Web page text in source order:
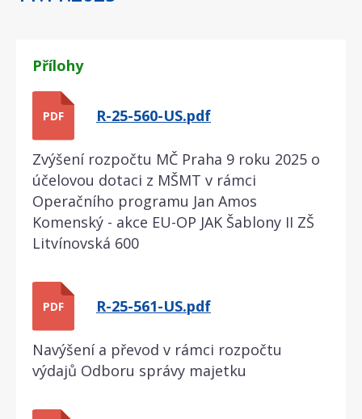
Přílohy
PDF R-25-560-US.pdf
Zvýšení rozpočtu MČ Praha 9 roku 2025 o
účelovou dotaci z MŠMT v rámci
Operačního programu Jan Amos
Komenský - akce EU-OP JAK Šablony II ZŠ
Litvínovská 600
PDF R-25-561-US.pdf
Navýšení a převod v rámci rozpočtu
výdajů Odboru správy majetku